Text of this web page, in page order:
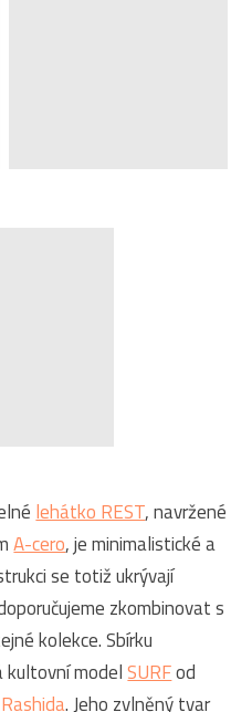
lehátko REST, navržené
A-cero, je minimalistické a
se totiž ukrývají
zkombinovat s
kolekce. Sbírku
kultovní modelSURFod
. Jeho zvlněný tvar